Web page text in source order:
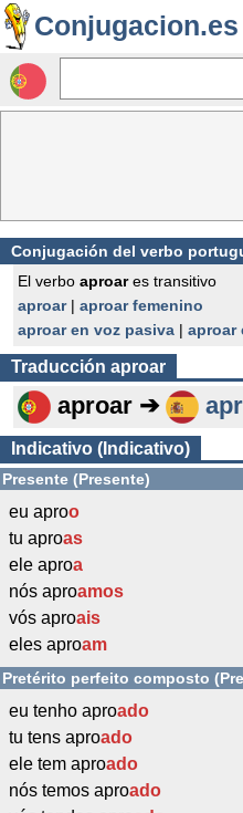
Conjugacion.es
Conjugación del verbo
El verbo aproares transitivo
aproar| aproar femenino
aproar en voz pasiva | aproar
Traducción aproar
aproar ➔
Indicativo (Indicativo)
Presente (Presente)
eu aproo
tu aproas
ele aproa
nós aproamos
vós aproais
eles aproam
Pretérito perfeito composto
eu tenho aproado
tu tens aproado
ele tem aproado
nós temos aproado